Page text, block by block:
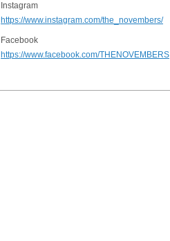
Instagram
https://www.instagram.com/the_novembers/
Facebook
https://www.facebook.com/THENOVEMBERS